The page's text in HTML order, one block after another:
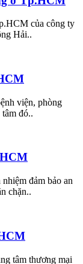
của công ty
Hải..
viện, phòng
đó..
đảm bảo an
chặn..
tâm thương mại